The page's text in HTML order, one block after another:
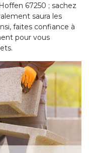
67250 ; sachez
saura les
faites confiance à
pour vous